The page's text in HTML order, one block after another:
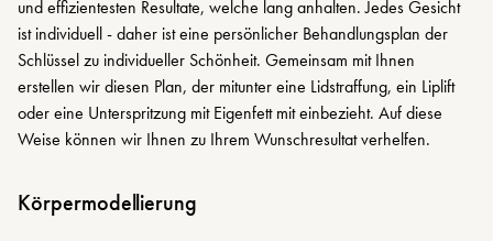
und effizientesten Resultate, welche lang anhalten. Jedes Gesicht
ist individuell - daher ist eine persönlicher Behandlungsplan der
Schlüssel zu individueller Schönheit. Gemeinsam mit Ihnen
erstellen wir diesen Plan, der mitunter eine Lidstraffung, ein Liplift
oder eine Unterspritzung mit Eigenfett mit einbezieht. Auf diese
Weise können wir Ihnen zu Ihrem Wunschresultat verhelfen.
Körpermodellierung